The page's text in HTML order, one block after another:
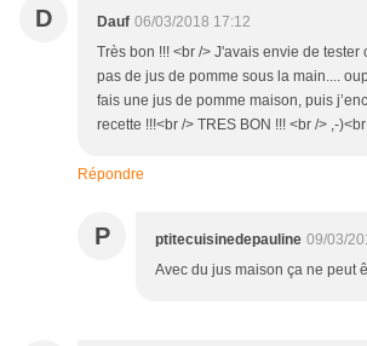
D Dauf 06/03/2018 17:12
Très bon !!! <br /> J'avais envie de tester
pas de jus de pomme sous la main....
fais une jus de pomme maison, puis
recette !!!<br /> TRES BON !!! <br /> ,-
Répondre
P ptitecuisinedepauline 09/03/
Avec du jus maison ça ne peut